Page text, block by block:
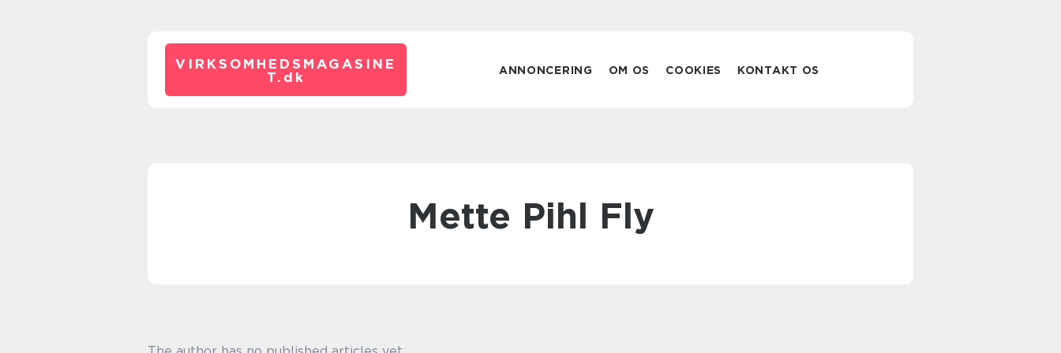
VIRKSOMHEDSMAGASINE
T. dk ANNONCERING OM OS COOKIES KONTAKT OS
Mette Pihl Fly